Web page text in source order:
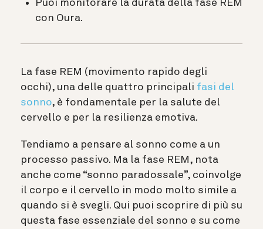
Puoi monitorare la durata della fase REM
con Oura.
La fase REM (movimento rapido degli
occhi), una delle quattro principali fasi del
sonno, è fondamentale per la salute del
cervello e per la resilienza emotiva.
Tendiamo a pensare al sonno come a un
processo passivo. Ma la fase REM, nota
anche come “sonno paradossale”, coinvolge
il corpo e il cervello in modo molto simile a
quando si è svegli. Qui puoi scoprire di più su
questa fase essenziale del sonno e su come